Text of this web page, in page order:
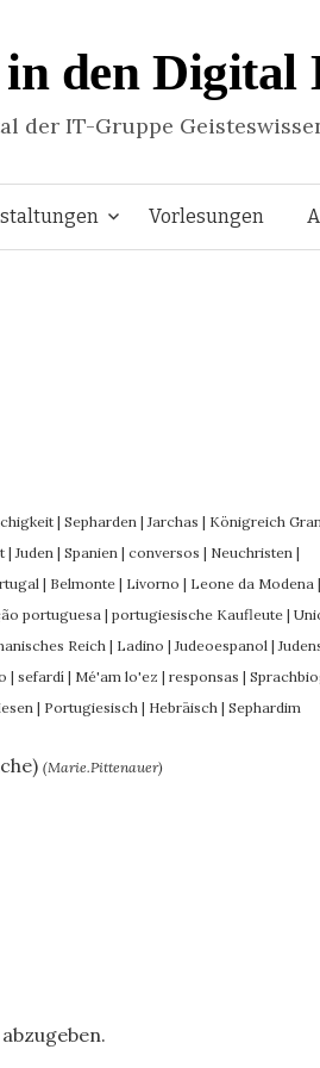
den Digital
der IT-Gruppe
Springe
Vorlesungen
| Sepharden |Jarchas | Königreich
|Juden | Spanien | conversos | Neuchristen |
| Belmonte | Livorno | Leone da Modena |
portuguesa | portugiesische Kaufleute |
Reich| Ladino |Judeoespanol |
| sefardí | Mé'am lo'ez | responsas |
| Portugiesisch | Hebräisch | Sephardim
(Marie.Pittenauer)